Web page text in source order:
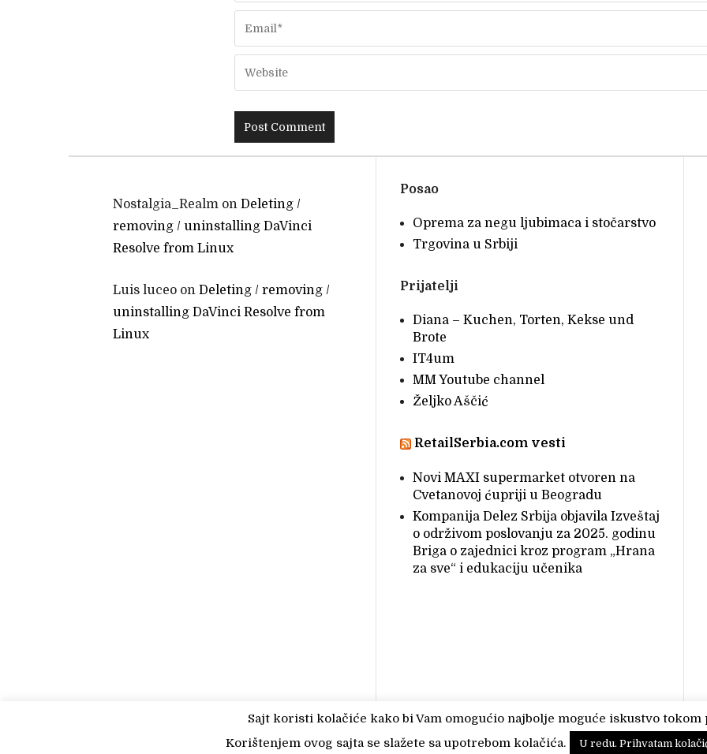
Nostalgia_Realm on Deleting /
removing / uninstalling DaVinci
Resolve from Linux
Luis luceo on Deleting / removing /
uninstalling DaVinci Resolve from
Linux
Posao
Oprema za negu ljubimaca i stočarstvo
Trgovina u Srbiji
Prijatelji
Diana – Kuchen, Torten, Kekse und
Brote
IT4um
MM Youtube channel
Željko Aščić
RetailSerbia.com vesti
Novi MAXI supermarket otvoren na
Cvetanovoj ćupriji u Beogradu
Kompanija Delez Srbija objavila Izveštaj
o održivom poslovanju za 2025. godinu
Briga o zajednici kroz program „Hrana
za sve“ i edukaciju učenika
© 2026Milan Muždeka • Crawford Theme
Sajt koristi kolačiće kako bi Vam omogućio najbolje moguće iskustvo tokom
Korištenjem ovog sajta se slažete sa upotrebom kolačića.
U redu. Prihvatam